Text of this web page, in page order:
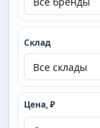
Склад
Цена, ₽